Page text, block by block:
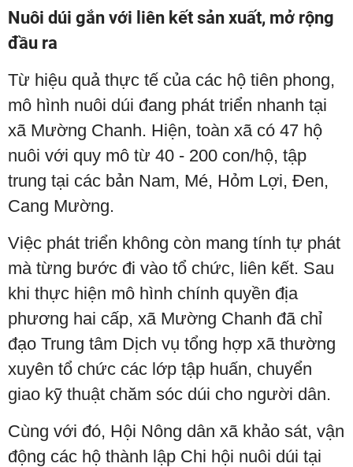
Nuôi dúi gắn với liên kết sản xuất, mở rộng
đầu ra
Từ hiệu quả thực tế của các hộ tiên phong,
mô hình nuôi dúi đang phát triển nhanh tại
xã Mường Chanh. Hiện, toàn xã có 47 hộ
nuôi với quy mô từ 40 - 200 con/hộ, tập
trung tại các bản Nam, Mé, Hỏm Lợi, Đen,
Cang Mường.
Việc phát triển không còn mang tính tự phát
mà từng bước đi vào tổ chức, liên kết. Sau
khi thực hiện mô hình chính quyền địa
phương hai cấp, xã Mường Chanh đã chỉ
đạo Trung tâm Dịch vụ tổng hợp xã thường
xuyên tổ chức các lớp tập huấn, chuyển
giao kỹ thuật chăm sóc dúi cho người dân.
Cùng với đó, Hội Nông dân xã khảo sát, vận
động các hộ thành lập Chi hội nuôi dúi tại